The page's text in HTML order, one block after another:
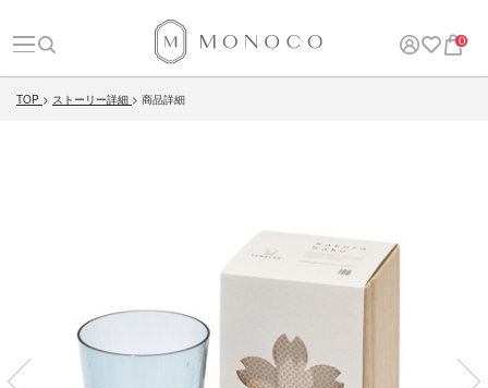
0
TOP ストーリー詳細 商品詳細